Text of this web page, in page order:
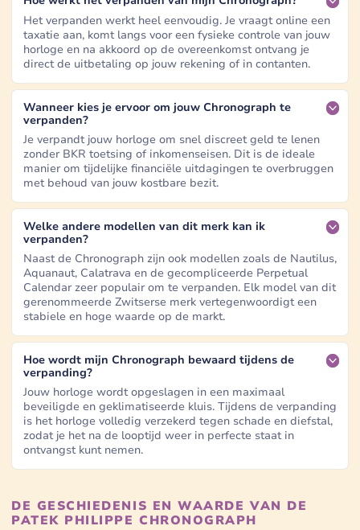
Het verpanden werkt heel eenvoudig. Je vraagt online een
taxatie aan, komt langs voor een fysieke controle van jouw
horloge en na akkoord op de overeenkomst ontvang je
direct de uitbetaling op jouw rekening of in contanten.
Wanneer kies je ervoor om jouw Chronograph te
verpanden?
Je verpandt jouw horloge om snel discreet geld te lenen
zonder BKR toetsing of inkomenseisen. Dit is de ideale
manier om tijdelijke financiële uitdagingen te overbruggen
met behoud van jouw kostbare bezit.
Welke andere modellen van dit merk kan ik
verpanden?
Naast de Chronograph zijn ook modellen zoals de Nautilus,
Aquanaut, Calatrava en de gecompliceerde Perpetual
Calendar zeer populair om te verpanden. Elk model van dit
gerenommeerde Zwitserse merk vertegenwoordigt een
stabiele en hoge waarde op de markt.
Hoe wordt mijn Chronograph bewaard tijdens de
verpanding?
Jouw horloge wordt opgeslagen in een maximaal
beveiligde en geklimatiseerde kluis. Tijdens de verpanding
is het horloge volledig verzekerd tegen schade en diefstal,
zodat je het na de looptijd weer in perfecte staat in
ontvangst kunt nemen.
DE GESCHIEDENIS EN WAARDE VAN DE
PATEK PHILIPPE CHRONOGRAPH